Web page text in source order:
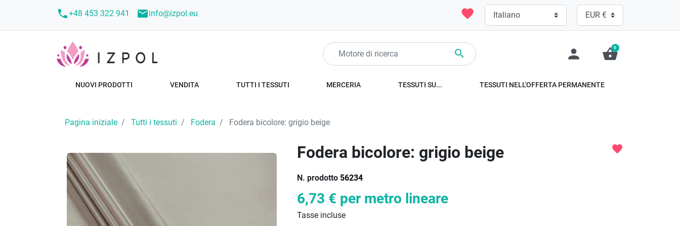
call+48 453 322 941 mailinfo@izpol.eu favorite
 person shopping_basket
0
NUOVI PRODOTTI VENDITA TUTTI I TESSUTI MERCERIA TESSUTI SU... TESSUTI NELL'OFFERTA PERMANENTE
Pagina iniziale Tutti i tessuti Fodera Fodera bicolore: grigio beige
Fodera bicolore: grigio beige
N. prodotto 56234
favorite
6,73 € per metro lineare
Tasse incluse